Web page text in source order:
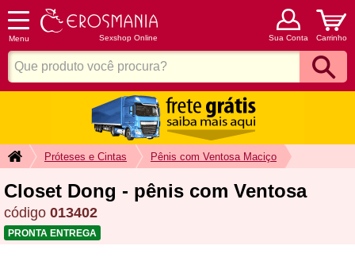
Menu Sexshop Online Sua Conta Carrinho
Próteses e Cintas Pênis com Ventosa Maciço
Closet Dong - pênis com Ventosa
código 013402
PRONTA ENTREGA